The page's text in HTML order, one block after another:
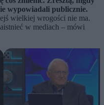
wypowiadali publicznie.
wielkiej wrogości nie ma.
w mediach – mówi